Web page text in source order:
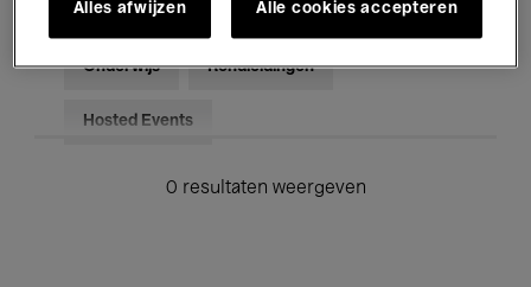
Voor iedereen Kids’ Palace
Onderwijs Rondleidingen
Hosted Events
0 resultaten weergeven
Alles afwijzen Alle cookies accepteren